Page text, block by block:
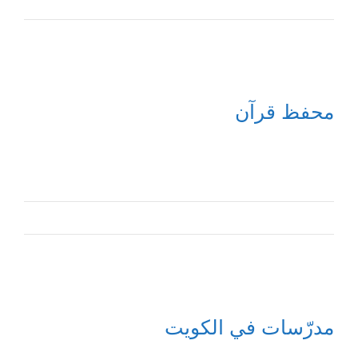
محفظ قرآن
مدرّسات في الكويت